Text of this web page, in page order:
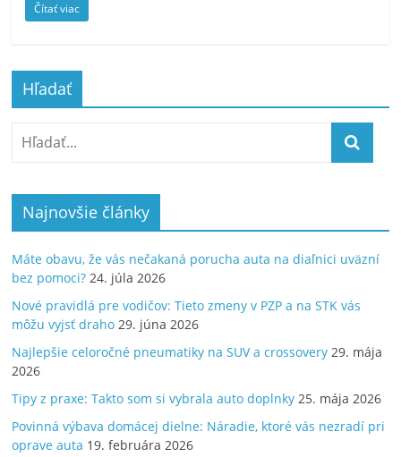
Čítať viac
Hľadať
Najnovšie články
Máte obavu, že vás nečakaná porucha auta na diaľnici uväzní
bez pomoci? 24. júla 2026
Nové pravidlá pre vodičov: Tieto zmeny v PZP a na STK vás
môžu vyjsť draho 29. júna 2026
Najlepšie celoročné pneumatiky na SUV a crossovery 29. mája
2026
Tipy z praxe: Takto som si vybrala auto doplnky 25. mája 2026
Povinná výbava domácej dielne: Náradie, ktoré vás nezradí pri
oprave auta 19. februára 2026